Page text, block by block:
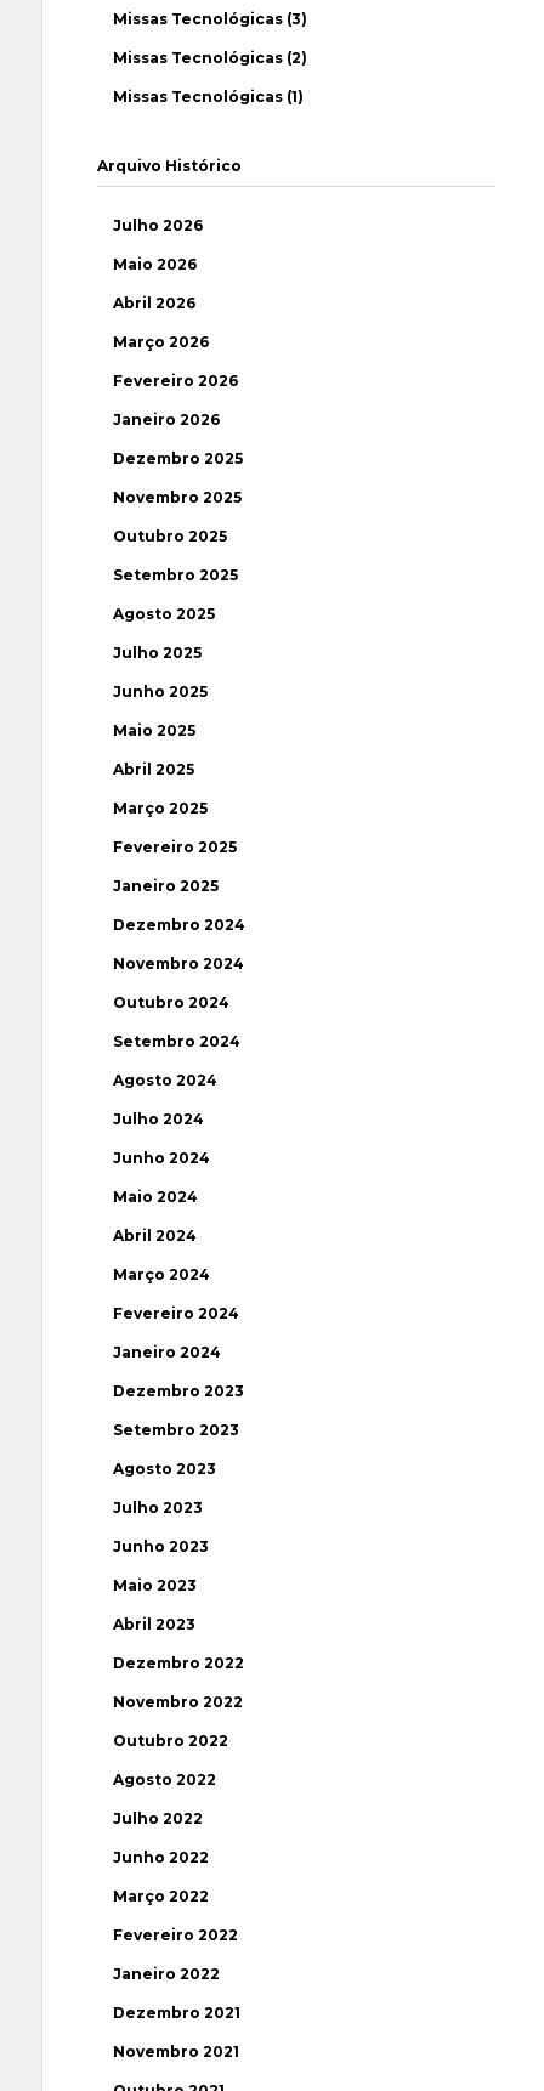
Missas Tecnológicas (3)
Missas Tecnológicas (2)
Missas Tecnológicas (1)
Arquivo Histórico
Julho 2026
Maio 2026
Abril 2026
Março 2026
Fevereiro 2026
Janeiro 2026
Dezembro 2025
Novembro 2025
Outubro 2025
Setembro 2025
Agosto 2025
Julho 2025
Junho 2025
Maio 2025
Abril 2025
Março 2025
Fevereiro 2025
Janeiro 2025
Dezembro 2024
Novembro 2024
Outubro 2024
Setembro 2024
Agosto 2024
Julho 2024
Junho 2024
Maio 2024
Abril 2024
Março 2024
Fevereiro 2024
Janeiro 2024
Dezembro 2023
Setembro 2023
Agosto 2023
Julho 2023
Junho 2023
Maio 2023
Abril 2023
Dezembro 2022
Novembro 2022
Outubro 2022
Agosto 2022
Julho 2022
Junho 2022
Março 2022
Fevereiro 2022
Janeiro 2022
Dezembro 2021
Novembro 2021